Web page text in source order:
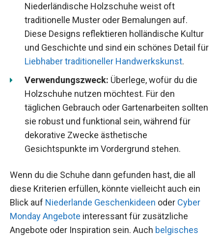
Niederländische Holzschuhe weist oft
traditionelle Muster oder Bemalungen auf.
Diese Designs reflektieren holländische Kultur
und Geschichte und sind ein schönes Detail für
Liebhaber traditioneller Handwerkskunst.
Verwendungszweck: Überlege, wofür du die
Holzschuhe nutzen möchtest. Für den
täglichen Gebrauch oder Gartenarbeiten sollten
sie robust und funktional sein, während für
dekorative Zwecke ästhetische
Gesichtspunkte im Vordergrund stehen.
Wenn du die Schuhe dann gefunden hast, die all
diese Kriterien erfüllen, könnte vielleicht auch ein
Blick auf Niederlande Geschenkideen oder Cyber
Monday Angebote interessant für zusätzliche
Angebote oder Inspiration sein. Auch belgisches